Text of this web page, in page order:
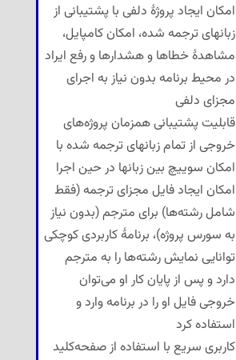
امکان ایجاد پروژهٔ دلفی با پشتیبانی از
زبانهای ترجمه شده، امکان کامپایل،
مشاهدهٔ خطاها و هشدارها و رفع ایراد
در محیط برنامه بدون نیاز به اجرای
مجزای دلفی
قابلیت پشتیبانی همزمان پروژه‌های
خروجی از تمام زبانهای ترجمه شده با
امکان سوییچ بین زبانها در حین اجرا
امکان ایجاد فایل مجزای ترجمه (فقط
شامل رشته‌ها) برای مترجم (بدون نیاز
به سورس پروژه)، برنامهٔ کاربردی کوچکی
توانایی نمایش رشته‌ها را به مترجم
دارد و پس از پایان کار او می‌توان
خروجی فایل او را در برنامه وارد و
استفاده کرد
کاربری سریع با استفاده از صفحه‌کلید